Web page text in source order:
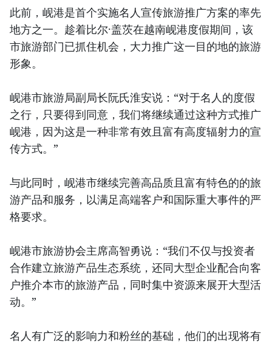
此前，岘港是首个实施名人宣传旅游推广方案的率先
地方之一。趁着比尔·盖茨在越南岘港度假期间，该
市旅游部门已抓住机会，大力推广这一目的地的旅游
形象。
岘港市旅游局副局长阮氏淮安说：“对于名人的度假
之行，只要得到同意，我们将继续通过这种方式推广
岘港，因为这是一种非常有效且富有高度辐射力的宣
传方式。”
与此同时，岘港市继续完善高品质且富有特色的的旅
游产品和服务，以满足高端客户和国际重大事件的严
格要求。
岘港市旅游协会主席高智勇说：“我们不仅与投资者
合作建立旅游产品生态系统，还同大型企业配合向客
户推介本市的旅游产品，同时集中资源来展开大型活
动。”
名人有广泛的影响力和粉丝的基础，他们的出现将有